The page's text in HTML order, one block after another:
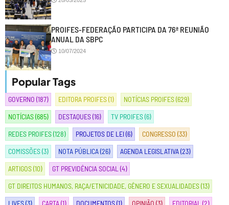
PROIFES-FEDERAÇÃO PARTICIPA DA 76ª REUNIÃO
ANUAL DA SBPC
10/07/2024
Popular Tags
GOVERNO (187) EDITORA PROIFES(1) NOTÍCIAS PROIFES(629)
NOTÍCIAS(685) DESTAQUES(16) TV PROIFES(6)
REDES PROIFES(128) PROJETOS DE LEI(6) CONGRESSO (33)
COMISSÕES(3) NOTA PÚBLICA(26) AGENDA LEGISLATIVA(23)
ARTIGOS(10) GT PREVIDÊNCIA SOCIAL (4)
GT DIREITOS HUMANOS, RAÇA/ETNICIDADE, GÊNERO E SEXUALIDADES(13)
LIVES(3) CARTA(1) DOCUMENTOS(1) OPINIÃO (3) EDITORIAL (2)